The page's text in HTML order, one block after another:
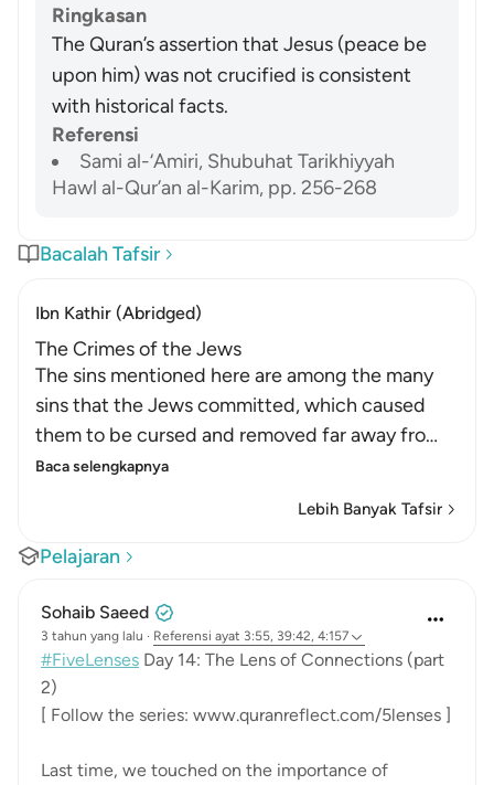
Ringkasan
The Quran’s assertion that Jesus (peace be
upon him) was not crucified is consistent
with historical facts.
Referensi
Sami al-‘Amiri, Shubuhat Tarikhiyyah
Hawl al-Qur’an al-Karim, pp. 256-268
Bacalah Tafsir
Ibn Kathir (Abridged)
The Crimes of the Jews
The sins mentioned here are among the many
sins that the Jews committed, which caused
them to be cursed and removed far away fro…
Baca selengkapnya
Lebih Banyak Tafsir
Pelajaran
Sohaib Saeed
3 tahun yang lalu · Referensi ayat 3:55, 39:42, 4:157
#FiveLenses Day 14: The Lens of Connections (part
2)
[ Follow the series: www.quranreflect.com/5lenses ]
Last time, we touched on the importance of